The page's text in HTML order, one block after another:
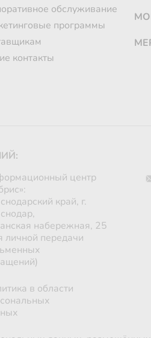
обслуживание
программы
контакты
центр
край, г.
набережная, 25
личной передачи
в области